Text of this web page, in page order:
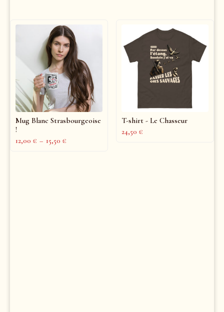
Mug Blanc Strasbourgeoise
!
12,00 € – 15,50 €
T-shirt - Le Chasseur
24,50 €